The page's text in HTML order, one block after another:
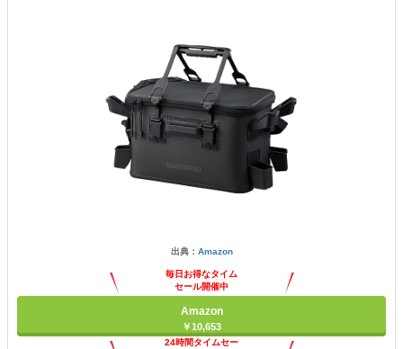
出典： Amazon
毎日お得なタイム
セール開催中
Amazon
￥10,653
24時間タイムセー